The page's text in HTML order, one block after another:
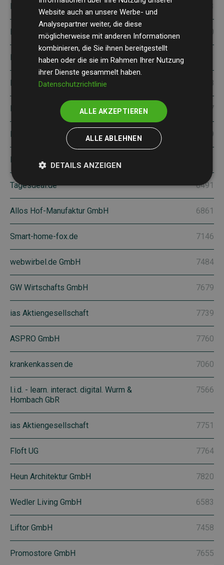
Pütz GmbH + Co. Folien KG 7790
FINANCEDOOR GmbH
Made In Design SAS 2338
MONDO MÖBEL 5257
FLAD & FLAD Communication GmbH 5579
BenefitWorld GmbH
Tagesdeal.de 6491
Allos Hof-Manufaktur GmbH 6861
Smart-home-fox.de 7146
webwirbel.de GmbH 7484
GW Wirtschafts GmbH 7679
ias Aktiengesellschaft 7739
ASPRO GmbH 7760
krankenkassen.de 7060
l.i.d. - learn. interact. digital. Wurm &
Hombach GbR
7566
ias Aktiengesellschaft 7751
Floft UG 7764
Heun Architektur GmbH 7820
Wedler Living GmbH 6583
Liftor GmbH 7458
Promostore GmbH 7655
Website auch an unsere Werbe- und
Analysepartner weiter, die diese
möglicherweise mit anderen Informationen
kombinieren, die Sie ihnen bereitgestellt
haben oder die sie im Rahmen Ihrer Nutzung
ihrer Dienste gesammelt haben.
Datenschutzrichtlinie
ALLE AKZEPTIEREN
ALLE ABLEHNEN
DETAILS ANZEIGEN